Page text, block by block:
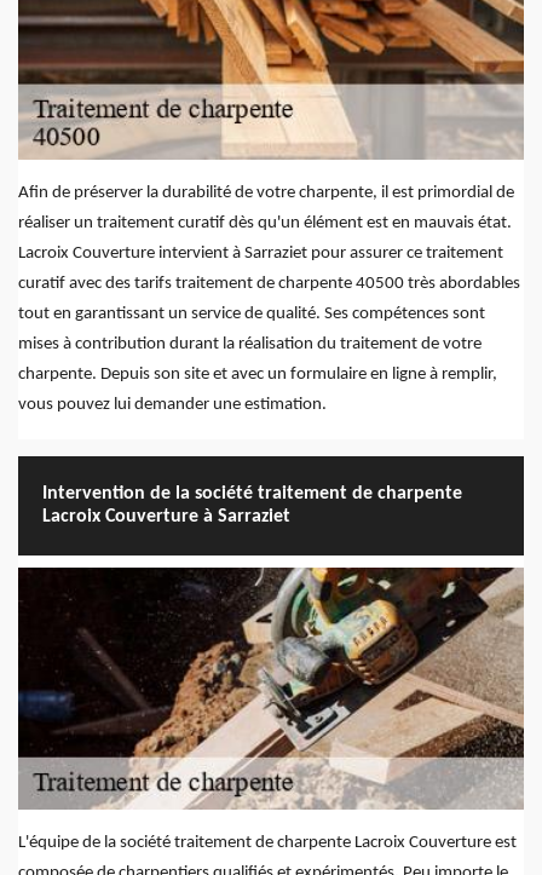
Afin de préserver la durabilité de votre charpente, il est primordial de
réaliser un traitement curatif dès qu'un élément est en mauvais état.
Lacroix Couverture intervient à Sarraziet pour assurer ce traitement
curatif avec des tarifs traitement de charpente 40500 très abordables
tout en garantissant un service de qualité. Ses compétences sont
mises à contribution durant la réalisation du traitement de votre
charpente. Depuis son site et avec un formulaire en ligne à remplir,
vous pouvez lui demander une estimation.
Intervention de la société traitement de charpente
Lacroix Couverture à Sarraziet
L'équipe de la société traitement de charpente Lacroix Couverture est